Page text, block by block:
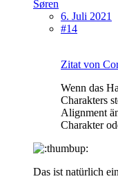
Søren
6. Juli 2021
#14
Zitat von
Wenn das
Charakters
Alignment
Charakter
Das ist natürlich